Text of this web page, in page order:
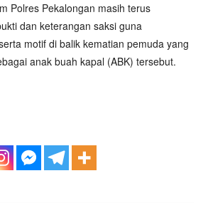
Polres Pekalongan masih terus
dan keterangan saksi guna
motif di balik kematian pemuda yang
anak buah kapal (ABK) tersebut.